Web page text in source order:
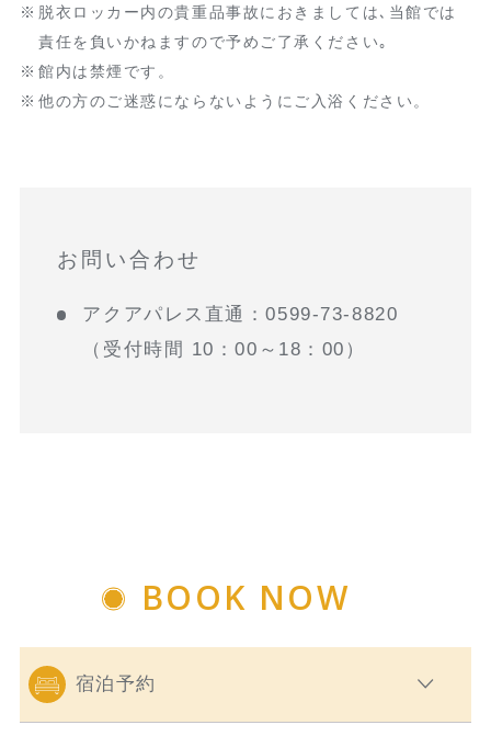
脱衣ロッカー内の貴重品事故におきましては､当館では
責任を負いかねますので予めご了承ください｡
館内は禁煙です。
他の方のご迷惑にならないようにご入浴ください。
お問い合わせ
アクアパレス直通：0599-73-8820
（受付時間 10：00～18：00）
BOOK NOW
宿泊予約